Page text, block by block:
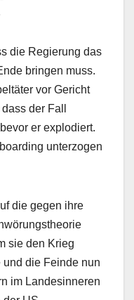
die Regierung das
bringen muss.
vor Gericht
der Fall
er explodiert.
unterzogen
die gegen ihre
sie den Krieg
und die Feinde nun
im Landesinneren